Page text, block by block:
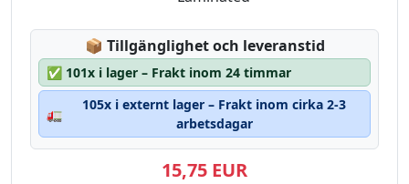
📦 Lagerstatus:
Tillgänglighet och leveranstid
✅ 101x i lager – Frakt inom 24 timmar
🚛
105x i externt lager – Frakt inom cirka 2-3
arbetsdagar
15,75 EUR